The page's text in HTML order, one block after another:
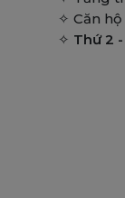
✧ Căn
✧ Thứ 2